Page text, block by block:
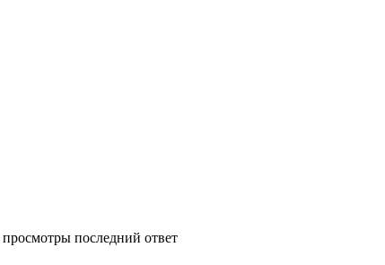
просмотры последний ответ